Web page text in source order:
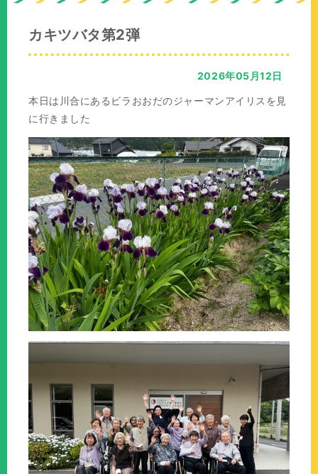
カキツバタ第2弾
2026年05月12日
本日は川合にあるビラおおだのジャーマンアイリスを見
に行きました